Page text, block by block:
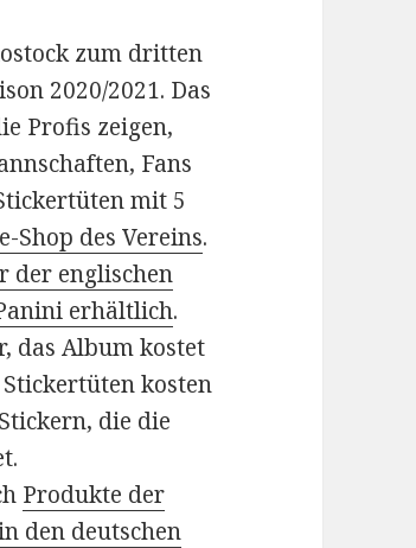
zum dritten
2020/2021. Das
Profis zeigen,
Fans
mit 5
Shop des Vereins.
der englischen
erhältlich.
das Album kostet
kosten
die die
Produkte der
den deutschen